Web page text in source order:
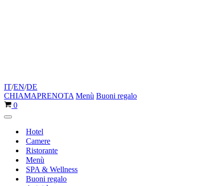
IT/EN/DE
CHIAMAPRENOTA Menù Buoni regalo
Carrello
0
Menu
navigazione
Hotel
Camere
Ristorante
Menù
SPA & Wellness
Buoni regalo